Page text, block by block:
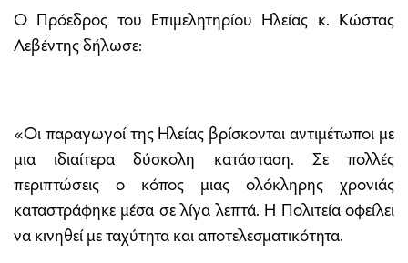
Ο Πρόεδρος του Επιμελητηρίου Ηλείας κ. Κώστας
Λεβέντης δήλωσε:
«Οι παραγωγοί της Ηλείας βρίσκονται αντιμέτωποι με
μια ιδιαίτερα δύσκολη κατάσταση. Σε πολλές
περιπτώσεις ο κόπος μιας ολόκληρης χρονιάς
καταστράφηκε μέσα σε λίγα λεπτά. Η Πολιτεία οφείλει
να κινηθεί με ταχύτητα και αποτελεσματικότητα.